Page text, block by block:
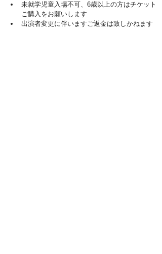
未就学児童入場不可、6歳以上の方はチケット
ご購入をお願いします
出演者変更に伴いますご返金は致しかねます